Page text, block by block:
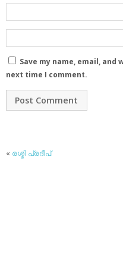
Save my name, email,
next time I comment.
« രശ്മി പ്രദീപ്